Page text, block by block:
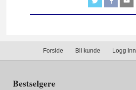
Forside Bli kunde Logg inn
Bestselgere